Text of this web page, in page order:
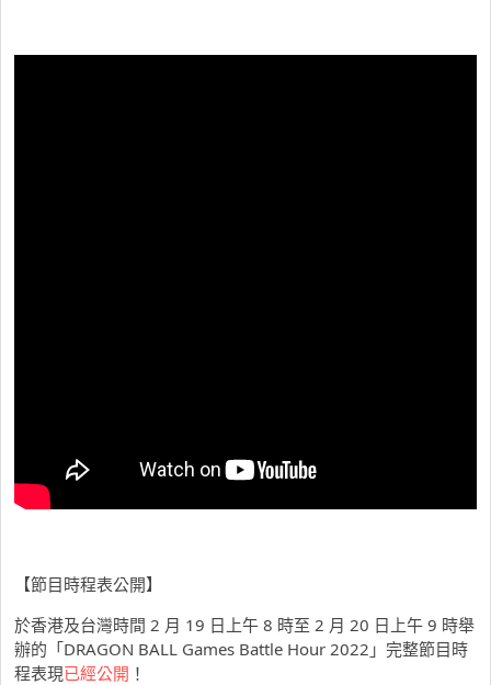
【節目時程表公開】
於香港及台灣時間 2 月 19 日上午 8 時至 2 月 20 日上午 9 時舉
辦的「DRAGON BALL Games Battle Hour 2022」完整節目時
程表現已經公開 ！